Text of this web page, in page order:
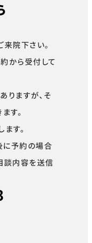
院下さい。
から受付して
りますが、そ
す。
す。
予約の場合
談内容を送信